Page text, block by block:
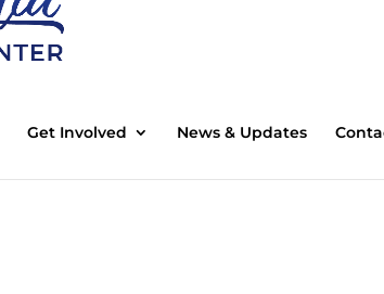
Get Involved News & Updates